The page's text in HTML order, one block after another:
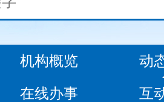
机构概览
动
在线办事
互